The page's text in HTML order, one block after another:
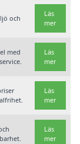
och
Läs
mer
med
Läs
mer
Läs
mer
Läs
mer